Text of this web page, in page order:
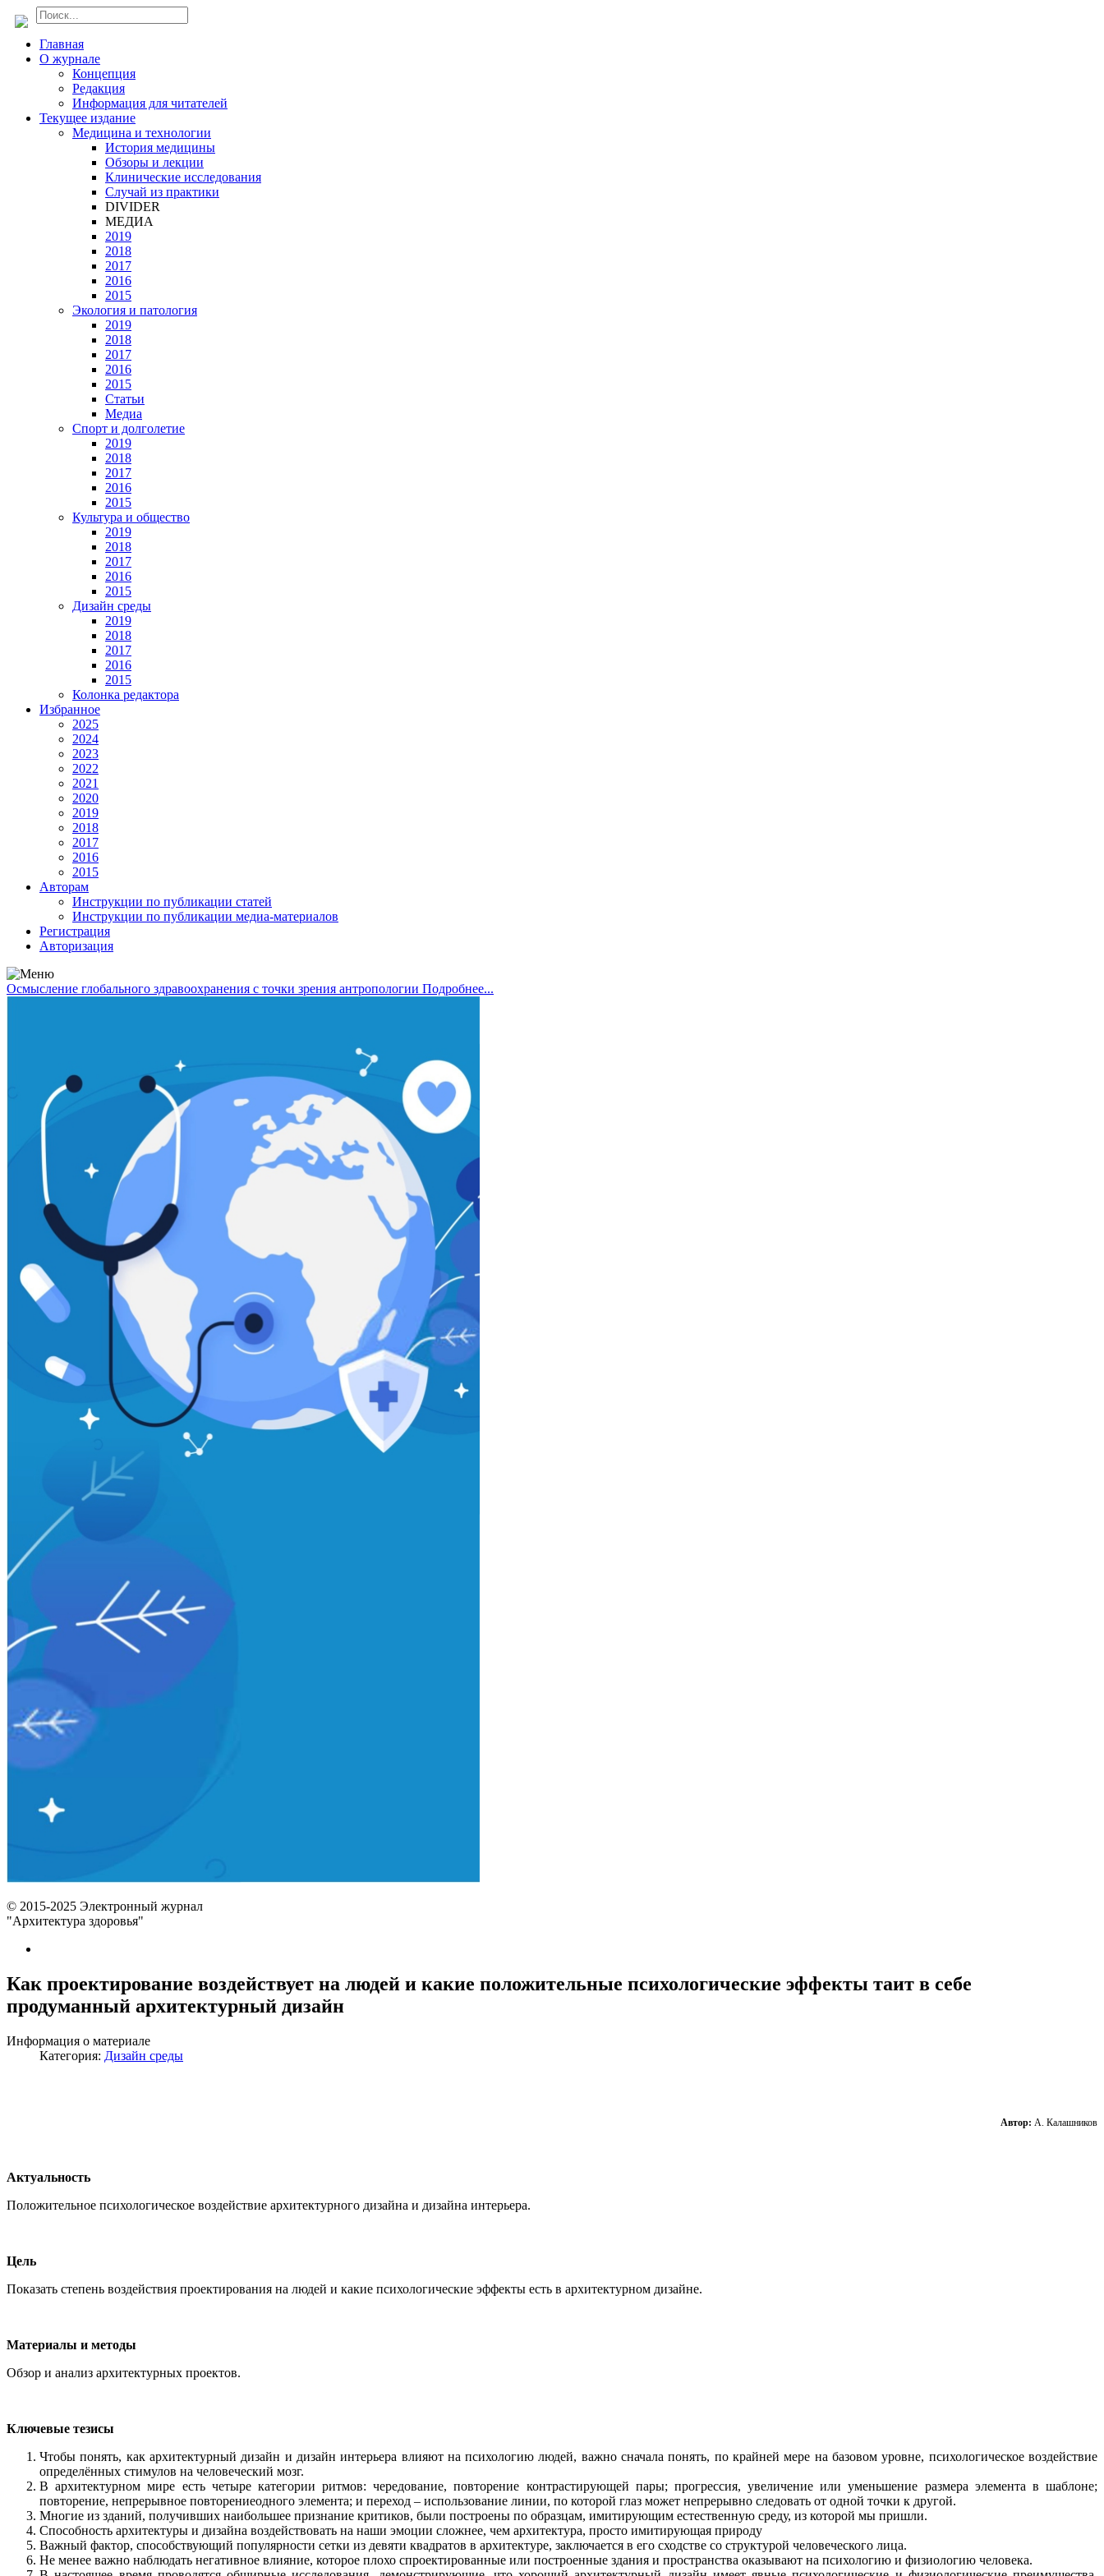
Главная
О журнале
Концепция
Редакция
Информация для читателей
Текущее издание
Медицина и технологии
История медицины
Обзоры и лекции
Клинические исследования
Случай из практики
DIVIDER
МЕДИА
2019
2018
2017
2016
2015
Экология и патология
2019
2018
2017
2016
2015
Статьи
Медиа
Спорт и долголетие
2019
2018
2017
2016
2015
Культура и общество
2019
2018
2017
2016
2015
Дизайн среды
2019
2018
2017
2016
2015
Колонка редактора
Избранное
2025
2024
2023
2022
2021
2020
2019
2018
2017
2016
2015
Авторам
Инструкции по публикации статей
Инструкции по публикации медиа-материалов
Регистрация
Авторизация
Осмысление глобального здравоохранения с точки зрения антропологии Подробнее...
© 2015-2025 Электронный журнал
"Архитектура здоровья"
Как проектирование воздействует на людей и какие положительные психологические эффекты таит в себе
продуманный архитектурный дизайн
Информация о материале
Категория: Дизайн среды
Автор: А. Калашников
Актуальность
Положительное психологическое воздействие архитектурного дизайна и дизайна интерьера.
Цель
Показать степень воздействия проектирования на людей и какие психологические эффекты есть в архитектурном дизайне.
Материалы и методы
Обзор и анализ архитектурных проектов.
Ключевые тезисы
Чтобы понять, как архитектурный дизайн и дизайн интерьера влияют на психологию людей, важно сначала понять, по крайней мере на базовом уровне, психологическое воздействие
определённых стимулов на человеческий мозг.
В архитектурном мире есть четыре категории ритмов: чередование, повторение контрастирующей пары; прогрессия, увеличение или уменьшение размера элемента в шаблоне;
повторение, непрерывное повторениеодного элемента; и переход – использование линии, по которой глаз может непрерывно следовать от одной точки к другой.
Многие из зданий, получивших наибольшее признание критиков, были построены по образцам, имитирующим естественную среду, из которой мы пришли.
Способность архитектуры и дизайна воздействовать на наши эмоции сложнее, чем архитектура, просто имитирующая природу
Важный фактор, способствующий популярности сетки из девяти квадратов в архитектуре, заключается в его сходстве со структурой человеческого лица.
Не менее важно наблюдать негативное влияние, которое плохо спроектированные или построенные здания и пространства оказывают на психологию и физиологию человека.